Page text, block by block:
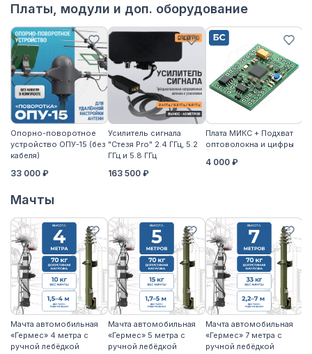
Платы, модули и доп. оборудование
Опорно-поворотное
устройство ОПУ-15 (без
кабеля)
33 000 ₽
Усилитель сигнала
"Стезя Pro" 2.4 ГГц, 5.2
ГГц и 5.8 ГГц
163 500 ₽
Плата МИКС + Подхват
оптоволокна и цифры
4 000 ₽
Мачты
Мачта автомобильная
«Гермес» 4 метра с
ручной лебёдкой
Мачта автомобильная
«Гермес» 5 метра с
ручной лебёдкой
Мачта автомобильная
«Гермес» 7 метра с
ручной лебёдкой